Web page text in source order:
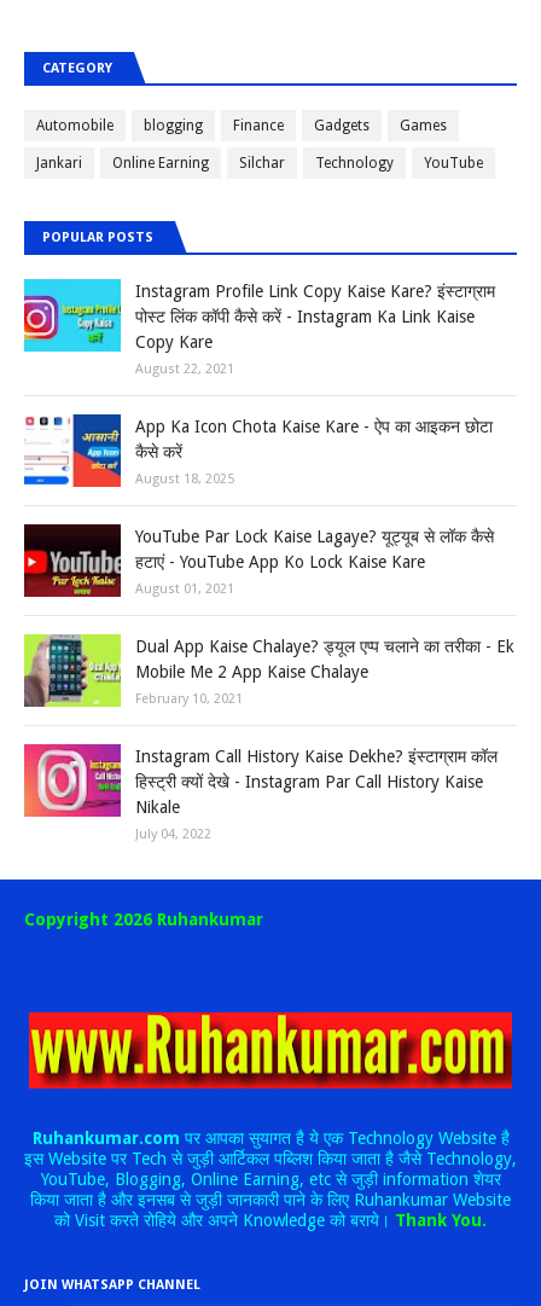
CATEGORY
Automobile blogging Finance Gadgets Games
Jankari Online Earning Silchar Technology YouTube
POPULAR POSTS
Instagram Profile Link Copy Kaise Kare? इंस्टाग्राम
पोस्ट लिंक कॉपी कैसे करें - Instagram Ka Link Kaise
Copy Kare
August 22, 2021
App Ka Icon Chota Kaise Kare - ऐप का आइकन छोटा
कैसे करें
August 18, 2025
YouTube Par Lock Kaise Lagaye? यूट्यूब से लॉक कैसे
हटाएं - YouTube App Ko Lock Kaise Kare
August 01, 2021
Dual App Kaise Chalaye? ड्यूल एप्प चलाने का तरीका - Ek
Mobile Me 2 App Kaise Chalaye
February 10, 2021
Instagram Call History Kaise Dekhe? इंस्टाग्राम कॉल
हिस्ट्री क्यों देखे - Instagram Par Call History Kaise
Nikale
July 04, 2022
Copyright 2026 Ruhankumar
Ruhankumar.com पर आपका सुयागत है ये एक Technology Website है
इस Website पर Tech से जुड़ी आर्टिकल पब्लिश किया जाता है जैसे Technology,
YouTube, Blogging, Online Earning, etc से जुड़ी information शेयर
किया जाता है और इनसब से जुड़ी जानकारी पाने के लिए Ruhankumar Website
को Visit करते रोहिये और अपने Knowledge को बराये। Thank You.
JOIN WHATSAPP CHANNEL